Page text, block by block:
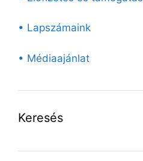
• Lapszámaink
• Médiaajánlat
Keresés